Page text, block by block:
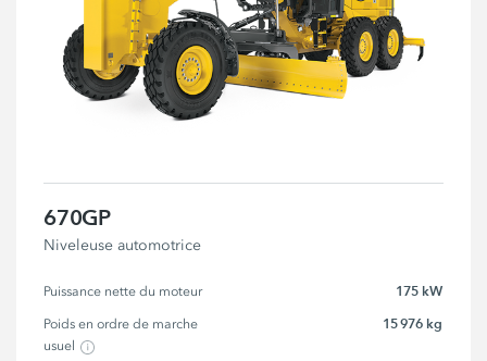
670GP
Niveleuse automotrice
Puissance nette du moteur 175 kW
Poids en ordre de marche
usuel
15 976 kg